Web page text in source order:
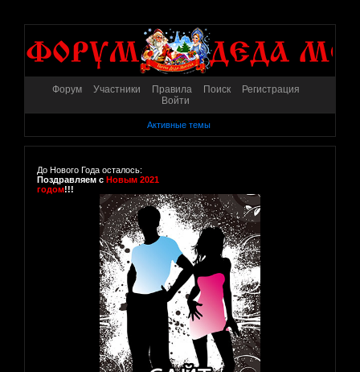
Форум Участники Правила Поиск
Регистрация
Войти
Активные темы
До Нового Года осталось:
Поздравляем с Новым 2021
годом!!!